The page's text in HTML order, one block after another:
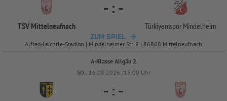
TSV Mittelneufnach
- : -
Türkiyemspor Mindelheim
ZUM SPIEL
Alfred-Leichtle-Stadion | Mindelheimer Str. 9 | 86868 Mittelneufnach
A-Klasse Allgäu 2
SO.. 16.08.2026 /15:00 Uhr
- : -